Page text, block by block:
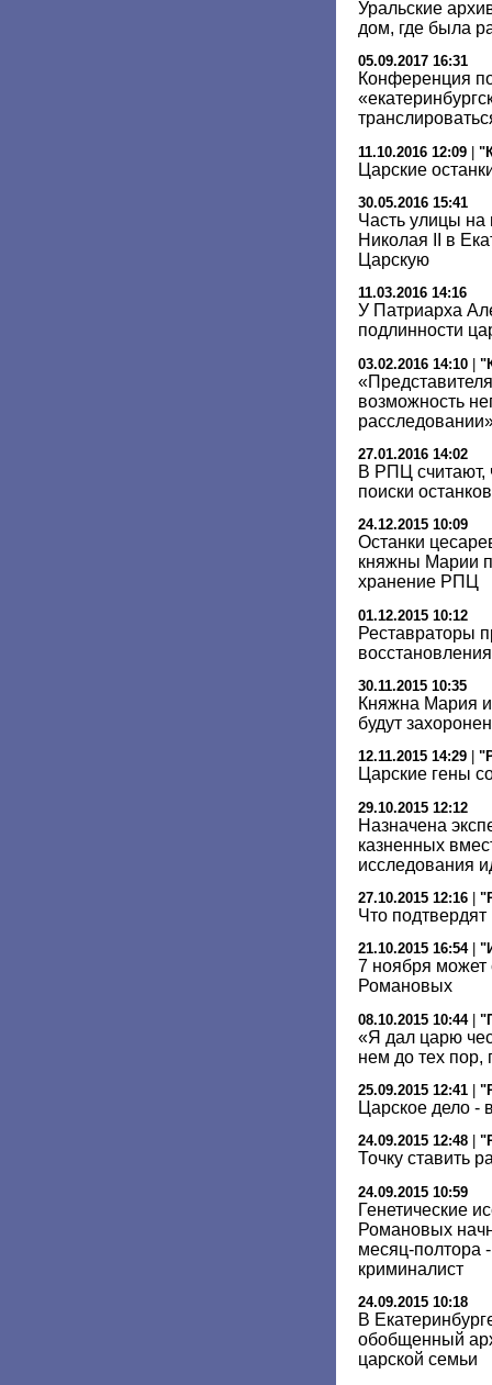
Уральские
дом, где была
05.09.2017 16:31
Конференция
11.10.2016 12:09
Царские
30.05.2016 15:41
Часть улицы на
Николая II в
Царскую
11.03.2016 14:16
У Патриарха
подлинности
03.02.2016 14:10
возможность
27.01.2016 14:02
В РПЦ считают,
поиски
24.12.2015 10:09
Останки
княжны Марии
хранение РПЦ
01.12.2015 10:12
Реставраторы
30.11.2015 10:35
Княжна Мария
будут
12.11.2015 14:29
Царские гены
29.10.2015 12:12
Назначена
казненных
исследования
27.10.2015 12:16
Что
21.10.2015 16:54|
7 ноября может
Романовых
08.10.2015 10:44|
«Я дал царю
нем до тех пор,
25.09.2015 12:41
Царское дело -
24.09.2015 12:48
Точку ставить
24.09.2015 10:59
Генетические
Романовых
месяц-полтора
криминалист
24.09.2015 10:18
В
обобщенный
царской семьи